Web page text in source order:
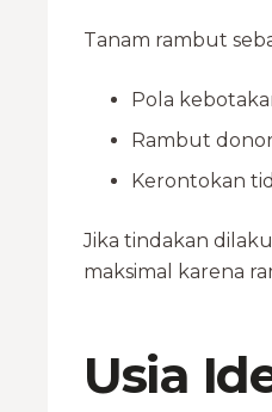
Tanam rambut
Pola
Rambut
Kerontokan
Jika tindakan
maksimal karena
Usia